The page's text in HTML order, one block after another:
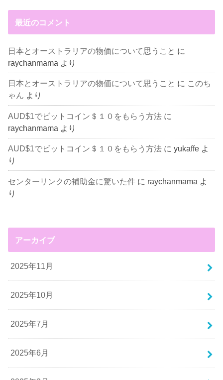
最近のコメント
日本とオーストラリアの物価について思うこと に
raychanmama より
日本とオーストラリアの物価について思うこと に このち
ゃん より
AUD$1でビットコイン＄１０をもらう方法 に
raychanmama より
AUD$1でビットコイン＄１０をもらう方法 にyukaffe よ
り
センターリンクの補助金に驚いた件 に raychanmama よ
り
アーカイブ
2025年11月
2025年10月
2025年7月
2025年6月